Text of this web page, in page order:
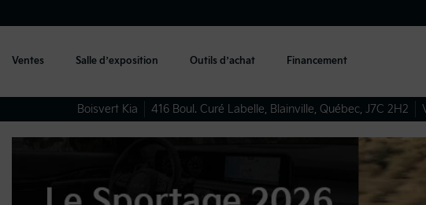
Ventes Salle d’exposition Outils d’achat Financement
Boisvert Kia 416 Boul. Curé Labelle, Blainville, Québec, J7C 2H2